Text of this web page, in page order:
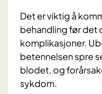
Det er viktig å
behandling før det
komplikasjoner.
betennelsen spre
blodet, og
sykdom.